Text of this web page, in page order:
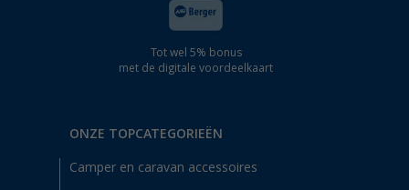
Tot wel 5% bonus
met de digitale voordeelkaart
ONZE TOPCATEGORIEËN
Camper en caravan accessoires